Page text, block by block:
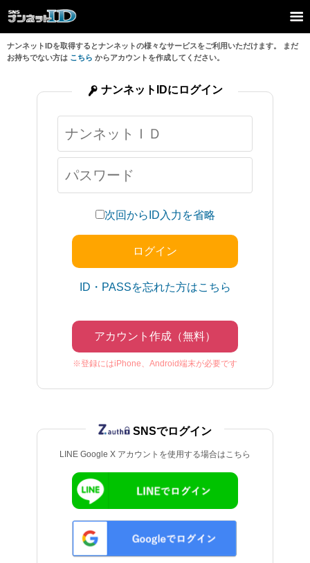
ナンネットIDを取得するとナンネットの様々なサービスをご利用いただけます。 まだ
お持ちでない方は こちら からアカウントを作成してください。
次回からID入力を省略
ID・PASSを忘れた方はこちら
アカウント作成（無料）
※登録にはiPhone、Android端末が必要です
ナンネットIDにログイン
LINE Google X アカウントを使用する場合はこちら
SNSでログイン